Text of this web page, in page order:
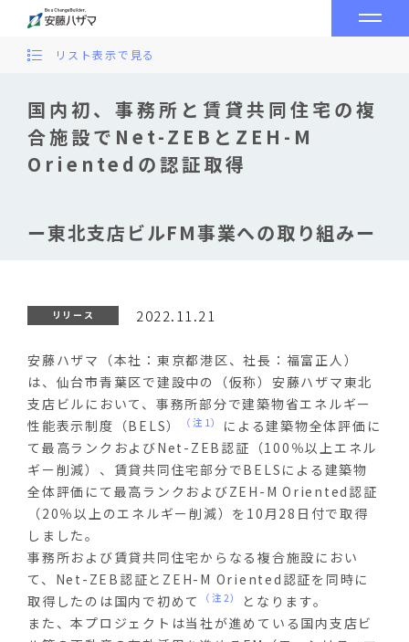
国内初、事務所と賃貸共同住宅の複
合施設でNet-ZEBとZEH-M
Orientedの認証取得
ー東北支店ビルFM事業への取り組みー
リスト表示で見る
リリース 2022.11.21
安藤ハザマ（本社：東京都港区、社長：福富正人）
は、仙台市青葉区で建設中の（仮称）安藤ハザマ東北
支店ビルにおいて、事務所部分で建築物省エネルギー
性能表示制度（BELS） （注1）
による建築物全体評価に
て最高ランクおよびNet-ZEB 認証（100 ％以上エネル
ギー削減）、賃貸共同住宅部分でBELS による建築物
全体評価にて最高ランクおよびZEH-M Oriented 認証
（20％以上のエネルギー削減）を 10 月 28 日付で取得
しました。
事務所および賃貸共同住宅からなる複合施設におい
て、 Net-ZEB 認証と ZEH-M Oriented 認証を同時に
取得したのは国内で初めて
（注2）
となります。
また、本プロジェクトは当社が進めている国内支店ビ